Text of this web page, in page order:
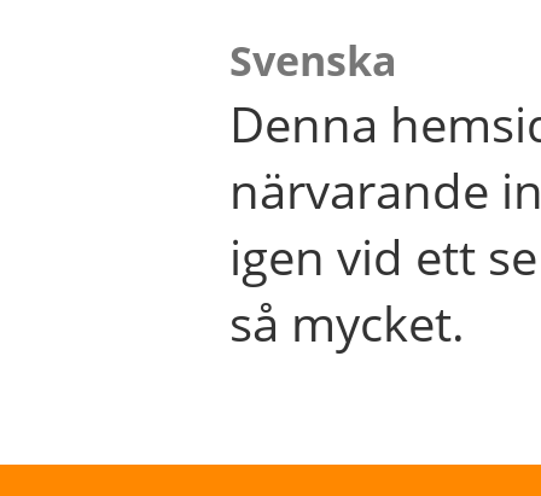
Svenska
Denna
närvarande
igen vid ett
så mycket.